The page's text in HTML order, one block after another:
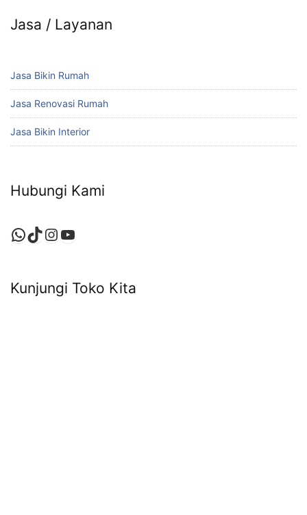
Jasa / Layanan
Jasa Bikin Rumah
Jasa Renovasi Rumah
Jasa Bikin Interior
Hubungi Kami
WhatsApp
TikTok
Instagram
YouTube
Kunjungi Toko Kita